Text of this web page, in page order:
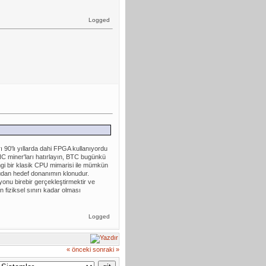
Logged
yıllarda dahi FPGA kullanıyordu
miner'ları hatırlayın, BTC bugünkü
bir klasik CPU mimarisi ile mümkün
hedef donanımın klonudur.
birebir gerçekleştirmektir ve
sınırı kadar olması
Logged
« önceki sonraki »